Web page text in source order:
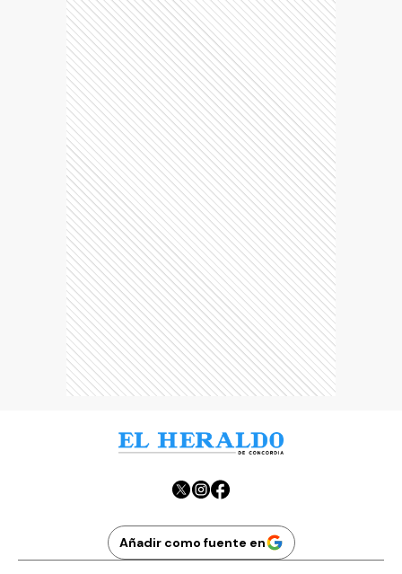
Añadir como fuente en